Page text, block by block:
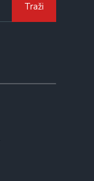
Traži